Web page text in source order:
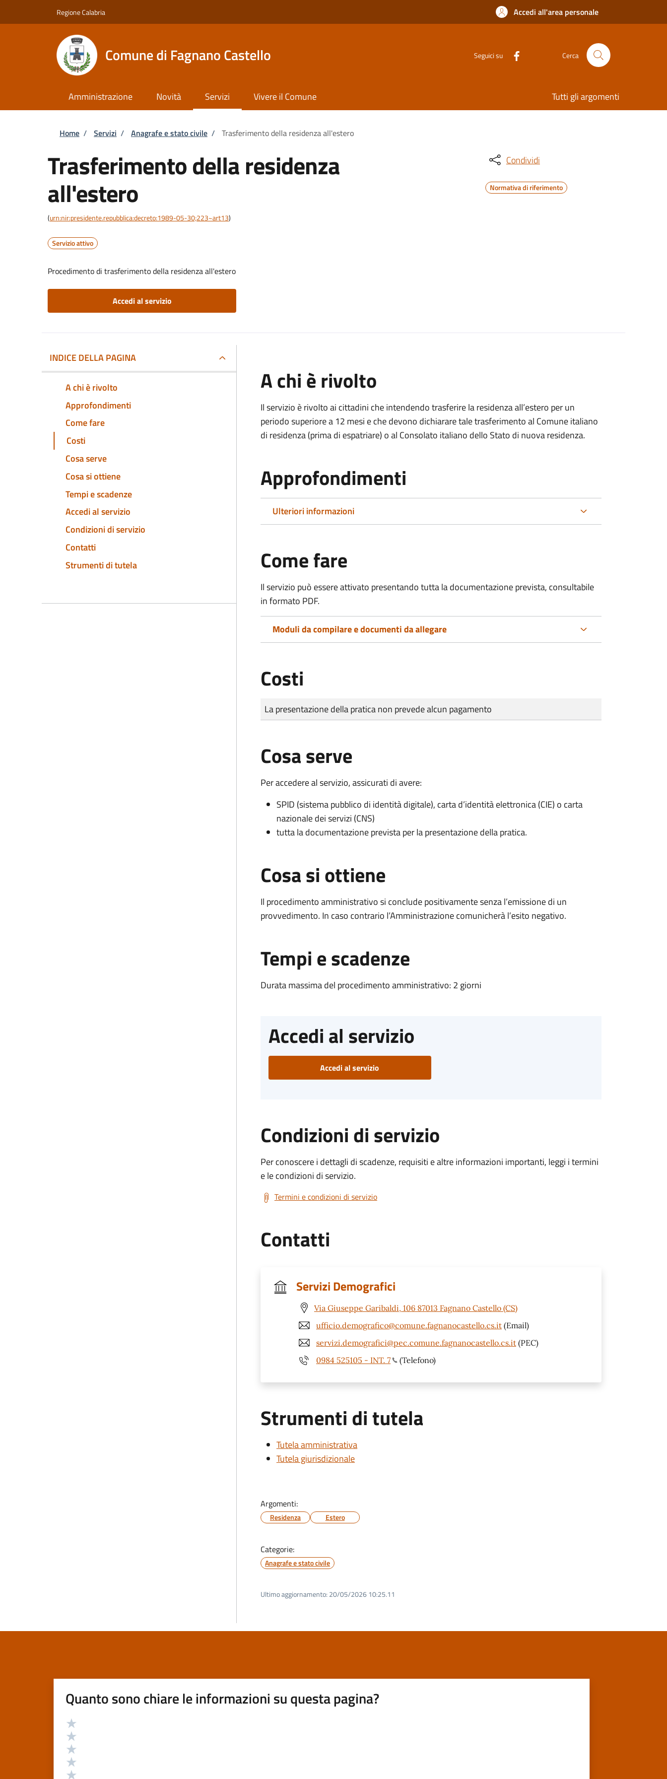
Regione Calabria Accedi all'area personale
Comune di Fagnano Castello Seguici su Cerca
Amministrazione Novità Servizi Vivere il Comune Tutti gli argomenti
Briciole di pane
Home / Servizi / Anagrafe e stato civile / Trasferimento della residenza all'estero
Trasferimento della residenza
all'estero
(urn:nir:presidente.repubblica:decreto:1989-05-30;223~art13)
Servizio attivo
Procedimento di trasferimento della residenza all'estero
Accedi al servizio
Condividi
Normativa di riferimento
INDICE DELLA PAGINA
A chi è rivolto
Approfondimenti
Come fare
Costi
Cosa serve
Cosa si ottiene
Tempi e scadenze
Accedi al servizio
Condizioni di servizio
Contatti
Strumenti di tutela
A chi è rivolto
Il servizio è rivolto ai cittadini che intendendo trasferire la residenza all’estero per un
periodo superiore a 12 mesi e che devono dichiarare tale trasferimento al Comune italiano
di residenza (prima di espatriare) o al Consolato italiano dello Stato di nuova residenza.
Approfondimenti
Ulteriori informazioni
Come fare
Il servizio può essere attivato presentando tutta la documentazione prevista, consultabile
in formato PDF.
Moduli da compilare e documenti da allegare
Costi
Tipo di pagamento
Importo
La presentazione della pratica non prevede alcun pagamento
Cosa serve
Per accedere al servizio, assicurati di avere:
SPID (sistema pubblico di identità digitale), carta d’identità elettronica (CIE) o carta
nazionale dei servizi (CNS)
tutta la documentazione prevista per la presentazione della pratica.
Cosa si ottiene
Il procedimento amministrativo si conclude positivamente senza l’emissione di un
provvedimento. In caso contrario l’Amministrazione comunicherà l’esito negativo.
Tempi e scadenze
Durata massima del procedimento amministrativo: 2 giorni
Accedi al servizio
Accedi al servizio
Condizioni di servizio
Per conoscere i dettagli di scadenze, requisiti e altre informazioni importanti, leggi i termini
e le condizioni di servizio.
Termini e condizioni di servizio
Contatti
Servizi Demografici
Via Giuseppe Garibaldi, 106 87013 Fagnano Castello (CS)
ufficio.demografico@comune.fagnanocastello.cs.it (Email)
servizi.demografici@pec.comune.fagnanocastello.cs.it (PEC)
0984 525105 - INT. 7
(Telefono)
Strumenti di tutela
Tutela amministrativa
Tutela giurisdizionale
Argomenti:
Residenza Estero
Categorie:
Anagrafe e stato civile
Ultimo aggiornamento: 20/05/2026 10:25.11
Quanto sono chiare le informazioni su questa pagina?
Valutazione